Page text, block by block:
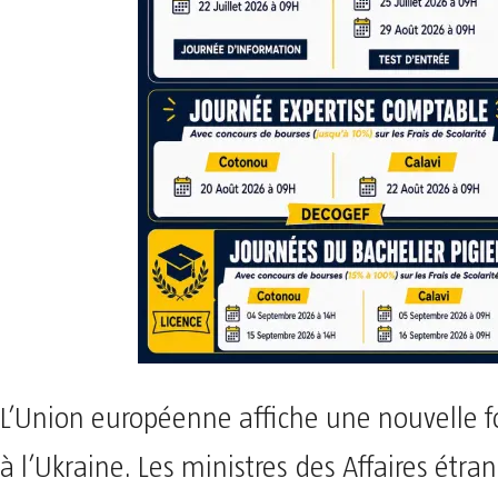
L’Union européenne affiche une nouvelle
à l’Ukraine. Les ministres des Affaires